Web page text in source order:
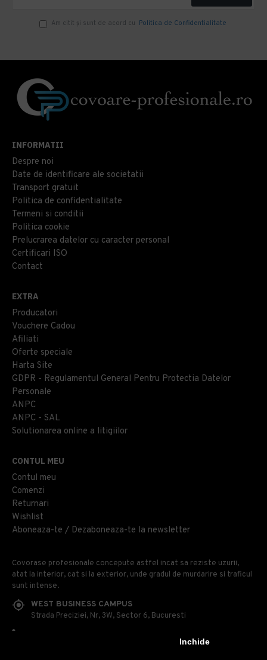
Inchide
Am citit şi sunt de acord cu Politica de Confidentialitate
INFORMATII
Despre noi
Date de identificare ale societatii
Transport gratuit
Politica de confidentialitate
Termeni si conditii
Politica cookie
Prelucrarea datelor cu caracter personal
Certificari ISO
Contact
EXTRA
Producatori
Vouchere Cadou
Afiliati
Oferte speciale
Harta Site
GDPR - Regulamentul General Pentru Protectia Datelor
Personale
ANPC
ANPC - SAL
Solutionarea online a litigiilor
CONTUL MEU
Contul meu
Comenzi
Returnari
Wishlist
Aboneaza-te / Dezaboneaza-te la newsletter
Covorase profesionale concepute astfel incat sa reziste uzurii,
atat la interior, cat si la exterior, unde gradul de murdarire si traficul
sunt intense.
WEST BUSINESS CAMPUS
Strada Preciziei, Nr, 3W, Sector 6, Bucuresti